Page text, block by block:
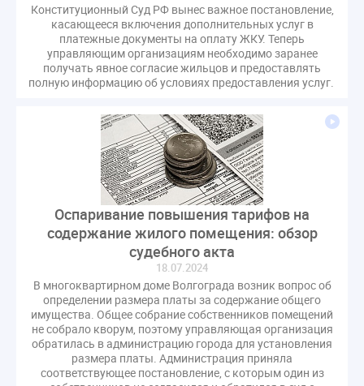
Конституционный Суд РФ вынес важное постановление,
касающееся включения дополнительных услуг в
платежные документы на оплату ЖКУ. Теперь
управляющим организациям необходимо заранее
получать явное согласие жильцов и предоставлять
полную информацию об условиях предоставления услуг.
Оспаривание повышения тарифов на
содержание жилого помещения: обзор
судебного акта
18.07.2024
В многоквартирном доме Волгограда возник вопрос об
определении размера платы за содержание общего
имущества. Общее собрание собственников помещений
не собрало кворум, поэтому управляющая организация
обратилась в администрацию города для установления
размера платы. Администрация приняла
соответствующее постановление, с которым один из